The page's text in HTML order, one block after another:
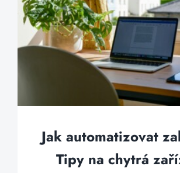
Jak automatizovat
Tipy na chytrá